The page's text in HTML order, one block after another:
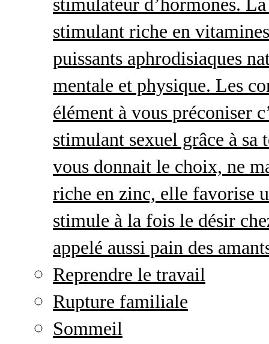
stimulateur d’hormones.
stimulant riche en
puissants aphrodisiaques
mentale et physique. Les
élément à vous préconiser
stimulant sexuel grâce à sa
vous donnait le choix, ne
riche en zinc, elle favorise
stimule à la fois le désir
appelé aussi pain des
Reprendre le travail
Rupture familiale
Sommeil